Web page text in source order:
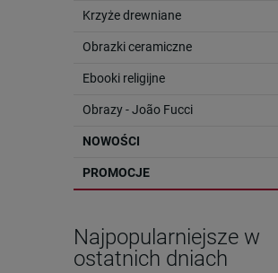
Krzyże drewniane
Obrazki ceramiczne
Ebooki religijne
Obrazy - João Fucci
NOWOŚCI
PROMOCJE
Najpopularniejsze w
ostatnich dniach